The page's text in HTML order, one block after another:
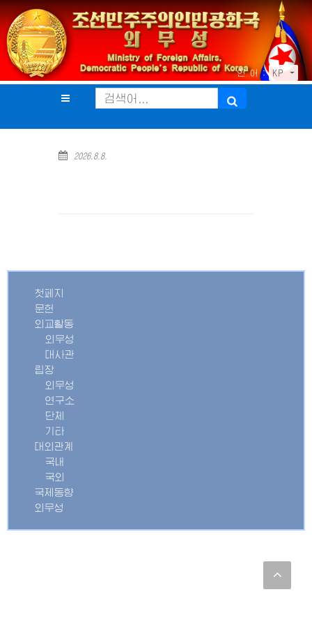
언 어 : KP
2026.8.8.
첫페지
문헌
외교활동
외무성
대사관
립장
외무성
연구소
단체
기타
대외관계
국내
국외
국제동향
외무성